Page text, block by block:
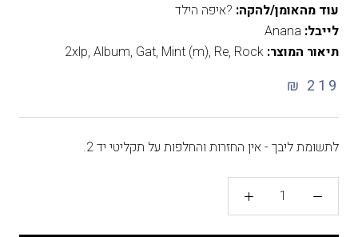
עוד מהאומן/להקה: ?איפה הילד
לייבל: Anana
תיאור המוצר:
2xlp, Album, Gat, Mint (m), Re, Rock
219 ₪
לתשומת ליבך - אין החזרות והחלפות על תקליטי יד 2.